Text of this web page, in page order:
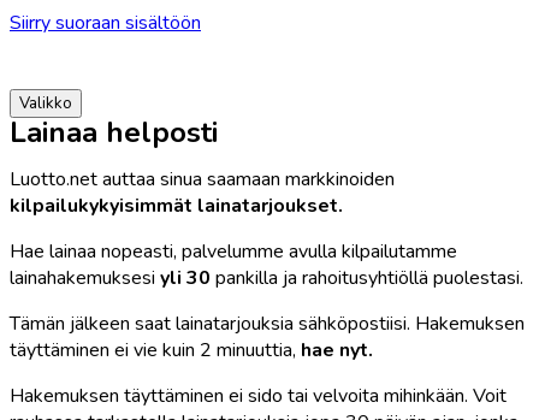
Siirry suoraan sisältöön
Valikko
Lainaa helposti
Luotto.net auttaa sinua saamaan markkinoiden
kilpailukykyisimmät lainatarjoukset.
Hae lainaa nopeasti, palvelumme avulla kilpailutamme
lainahakemuksesi yli 30 pankilla ja rahoitusyhtiöllä puolestasi.
Tämän jälkeen saat lainatarjouksia sähköpostiisi. Hakemuksen
täyttäminen ei vie kuin 2 minuuttia, hae nyt.
Hakemuksen täyttäminen ei sido tai velvoita mihinkään. Voit